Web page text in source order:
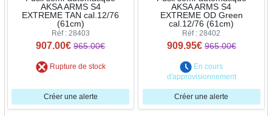
AKSA ARMS S4
EXTREME TAN cal.12/76
(61cm)
Réf : 28403
907.00€ 965.00€
Rupture de stock
Créer une alerte
AKSA ARMS S4
EXTREME OD Green
cal.12/76 (61cm)
Réf : 28402
909.95€ 965.00€
En cours
d'approvisionnement
Créer une alerte